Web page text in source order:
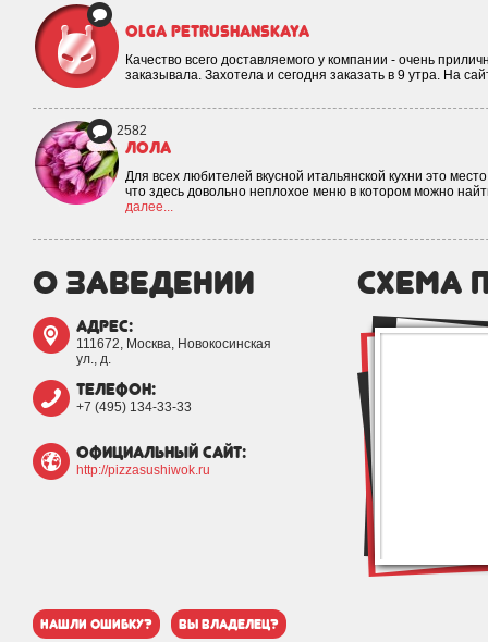
Olga Petrushanskaya
Качество всего доставляемого у компании - очень
заказывала. Захотела и сегодня заказать в 9 утра. На
2582
Лола
Для всех любителей вкусной итальянской кухни это
что здесь довольно неплохое меню в котором можно
далее...
о заведении
адрес:
111672, Москва, Новокосинская
ул., д.
телефон:
+7 (495) 134-33-33
официальный сайт:
http://pizzasushiwok.ru
схема
нашли ошибку? вы владелец?